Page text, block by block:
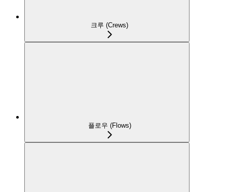
크루 (Crews)
플로우 (Flows)